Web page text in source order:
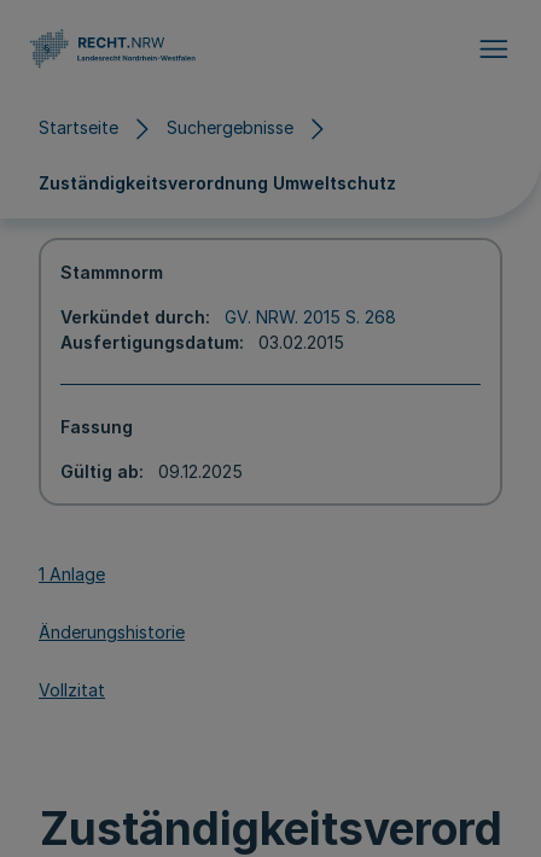
Startseite Suchergebnisse
Zuständigkeitsverordnung Umweltschutz
Stammnorm
Verkündet durch
GV. NRW. 2015 S. 268
Ausfertigungsdatum
03.02.2015
Fassung
Gültig ab 09.12.2025
1 Anlage
Änderungshistorie
Vollzitat
Zuständigkeitsverord